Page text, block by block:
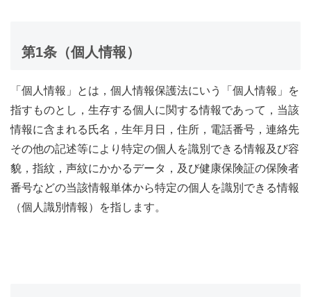
第1条（個人情報）
「個人情報」とは，個人情報保護法にいう「個人情報」を
指すものとし，生存する個人に関する情報であって，当該
情報に含まれる氏名，生年月日，住所，電話番号，連絡先
その他の記述等により特定の個人を識別できる情報及び容
貌，指紋，声紋にかかるデータ，及び健康保険証の保険者
番号などの当該情報単体から特定の個人を識別できる情報
（個人識別情報）を指します。